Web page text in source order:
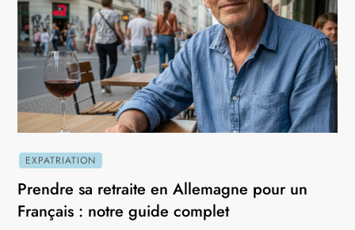
EXPATRIATION
Prendre sa retraite en Allemagne pour un
Français : notre guide complet